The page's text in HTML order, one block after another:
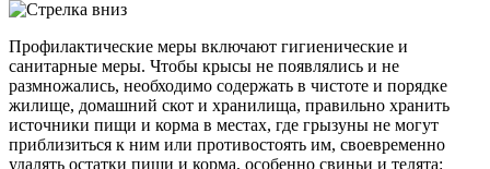
Профилактические меры включают гигиенические и
санитарные меры. Чтобы крысы не появлялись и не
размножались, необходимо содержать в чистоте и порядке
жилище, домашний скот и хранилища, правильно хранить
источники пищи и корма в местах, где грызуны не могут
приблизиться к ним или противостоять им, своевременно
удалять остатки пищи и корма, особенно свиньи и телята: